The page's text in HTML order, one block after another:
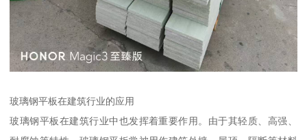
玻璃钢平板在建筑行业的应用
玻璃钢平板在建筑行业中也发挥着重要作用。由于其轻质、高强、